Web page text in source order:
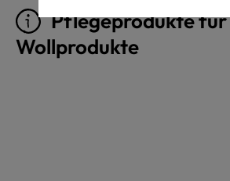
Pflegeprodukte für
Wollprodukte